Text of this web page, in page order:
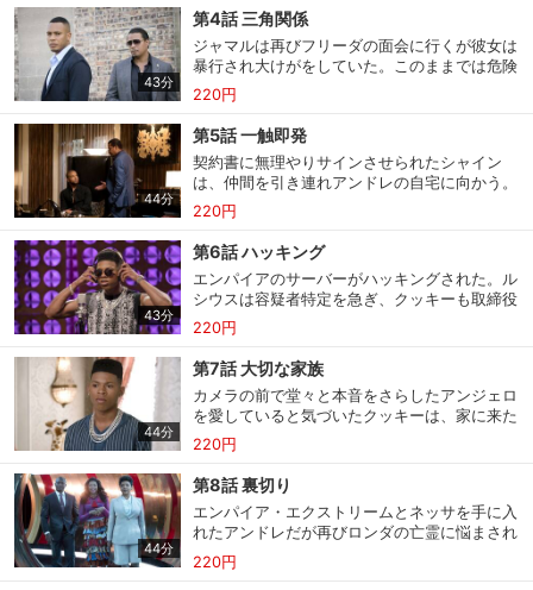
会員設定 会員情報 閉じる
会員情報変更
基本情報、本人連絡先、パスワード 、クレ
ジットカード情報の変更が可能です。
決済方法変更 決済方法の変更が可能です。
購入明細 ４ヵ月分の購入明細の確認が可能です。
Myクーポン
現在獲得済みのお得なクーポンを確認でき
ます。
43分
第4話 三角関係
ジャマルは再びフリーダの面会に行くが彼女は
暴行され大けがをしていた。このままでは危険
だと判断したジャマルは保釈を考え、市議で影
響力のあるアンジェロに相談する。
220円
44分
第5話 一触即発
契約書に無理やりサインさせられたシャイン
は、仲間を引き連れアンドレの自宅に向かう。
アンドレと一夜を共にしたネッサの説得で難を
逃れるものの緊張状態は続いていた。
220円
43分
第6話 ハッキング
エンパイアのサーバーがハッキングされた。ル
シウスは容疑者特定を急ぎ、クッキーも取締役
会で、脅しには屈しないと宣言するが100万ド
ルを要求するメッセージが届く。
220円
44分
第7話 大切な家族
カメラの前で堂々と本音をさらしたアンジェロ
を愛していると気づいたクッキーは、家に来た
彼を受け入れることにする。しかしアンジェロ
の母親という壁が待ち受けていた。
220円
44分
第8話 裏切り
エンパイア・エクストリームとネッサを手に入
れたアンドレだが再びロンダの亡霊に悩まされ
ていた。しかしロンダの声を払いのけネッサを
本格的に売り出そうと画策し始める。
220円